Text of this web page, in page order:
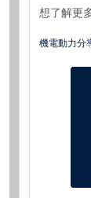
想了解更
機電動力分